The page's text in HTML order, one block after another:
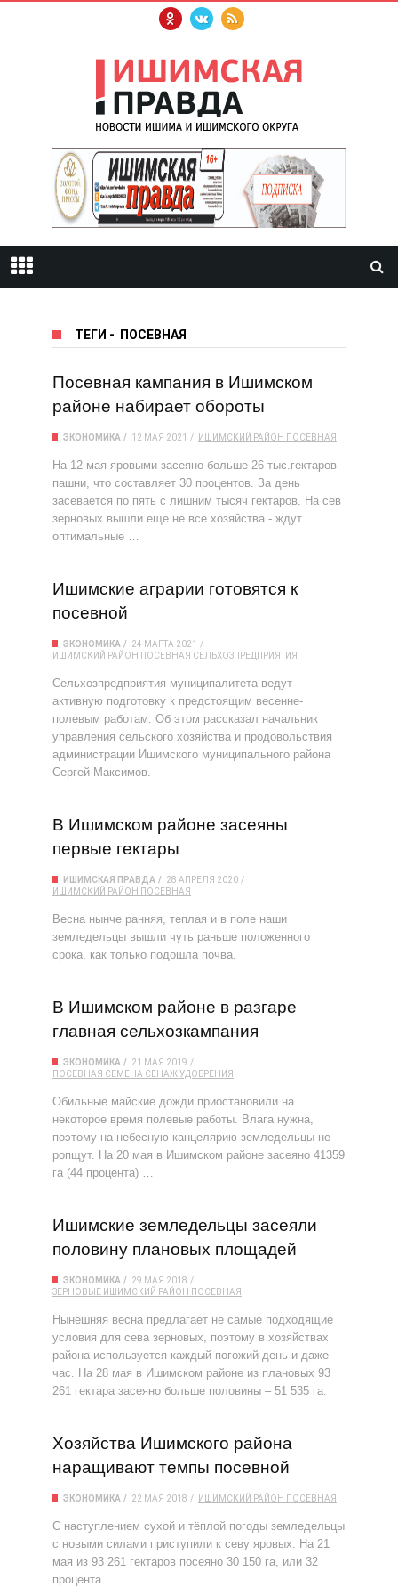
ТЕГИ - ПОСЕВНАЯ
Посевная кампания в Ишимском
районе набирает обороты
ЭКОНОМИКА 12 МАЯ 2021 ИШИМСКИЙ РАЙОН ПОСЕВНАЯ
На 12 мая яровыми засеяно больше 26 тыс.гектаров
пашни, что составляет 30 процентов. За день
засевается по пять с лишним тысяч гектаров. На сев
зерновых вышли еще не все хозяйства - ждут
оптимальные …
Ишимские аграрии готовятся к
посевной
ЭКОНОМИКА
24 МАРТА 2021
ИШИМСКИЙ РАЙОН ПОСЕВНАЯ СЕЛЬХОЗПРЕДПРИЯТИЯ
Сельхозпредприятия муниципалитета ведут
активную подготовку к предстоящим весенне-
полевым работам. Об этом рассказал начальник
управления сельского хозяйства и продовольствия
администрации Ишимского муниципального района
Сергей Максимов.
В Ишимском районе засеяны
первые гектары
ИШИМСКАЯ ПРАВДА
28 АПРЕЛЯ 2020
ИШИМСКИЙ РАЙОН ПОСЕВНАЯ
Весна нынче ранняя, теплая и в поле наши
земледельцы вышли чуть раньше положенного
срока, как только подошла почва.
В Ишимском районе в разгаре
главная сельхозкампания
ЭКОНОМИКА
21 МАЯ 2019
ПОСЕВНАЯ СЕМЕНА СЕНАЖУДОБРЕНИЯ
Обильные майские дожди приостановили на
некоторое время полевые работы. Влага нужна,
поэтому на небесную канцелярию земледельцы не
ропщут. На 20 мая в Ишимском районе засеяно 41359
га (44 процента) …
Ишимские земледельцы засеяли
половину плановых площадей
ЭКОНОМИКА
29 МАЯ 2018
ЗЕРНОВЫЕ ИШИМСКИЙ РАЙОН ПОСЕВНАЯ
Нынешняя весна предлагает не самые подходящие
условия для сева зерновых, поэтому в хозяйствах
района используется каждый погожий день и даже
час. На 28 мая в Ишимском районе из плановых 93
261 гектара засеяно больше половины – 51 535 га.
Хозяйства Ишимского района
наращивают темпы посевной
ЭКОНОМИКА 22 МАЯ 2018 ИШИМСКИЙ РАЙОН ПОСЕВНАЯ
С наступлением сухой и тёплой погоды земледельцы
с новыми силами приступили к севу яровых. На 21
мая из 93 261 гектаров посеяно 30 150 га, или 32
процента.